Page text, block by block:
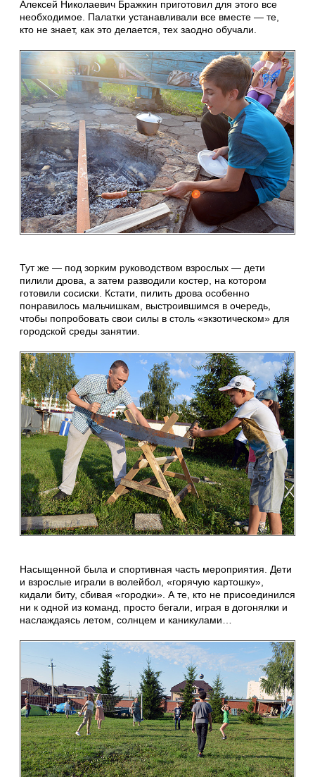
Алексей Николаевич Бражкин приготовил для этого все
необходимое. Палатки устанавливали все вместе — те,
кто не знает, как это делается, тех заодно обучали.
Тут же — под зорким руководством взрослых — дети
пилили дрова, а затем разводили костер, на котором
готовили сосиски. Кстати, пилить дрова особенно
понравилось мальчишкам, выстроившимся в очередь,
чтобы попробовать свои силы в столь «экзотическом» для
городской среды занятии.
Насыщенной была и спортивная часть мероприятия. Дети
и взрослые играли в волейбол, «горячую картошку»,
кидали биту, сбивая «городки». А те, кто не присоединился
ни к одной из команд, просто бегали, играя в догонялки и
наслаждаясь летом, солнцем и каникулами…